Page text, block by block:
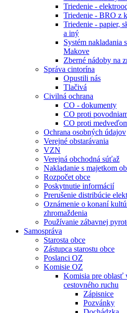
Triedenie -
Triedenie - BRO z
Triedenie - papier,
a iný
Systém nakladania
Makove
Zberné nádoby na
Správa cintorína
Opustili nás
Tlačivá
Civilná ochrana
CO - dokumenty
CO proti
CO proti
Ochrana osobných údajov
Verejné obstarávania
VZN
Verejná obchodná súťaž
Nakladanie s majetkom
Rozpočet obce
Poskytnutie informácií
Prerušenie distribúcie
Oznámenie o konaní
zhromaždenia
Používanie zábavnej
Samospráva
Starosta obce
Zástupca starostu obce
Poslanci OZ
Komisie OZ
Komisia pre oblasť
cestovného ruchu
Zápisnice
Pozvánky